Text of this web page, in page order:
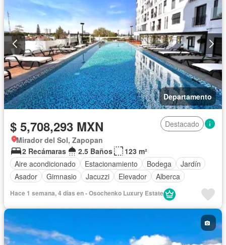
Permite mascotas
Permite niños
Solo familias
Completamente amueblado
Departamento
$ 5,708,293 MXN
Destacado
Mirador del Sol, Zapopan
2 Recámaras
2.5 Baños
123 m²
Aire acondicionado
Estacionamiento Bodega
Jardín
Asador
Gimnasio Jacuzzi Elevador Alberca
Hace 1 semana, 4 días en - Osochenko Luxury Estate